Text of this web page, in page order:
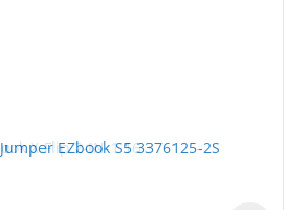
EZbook S5 3376125-2S